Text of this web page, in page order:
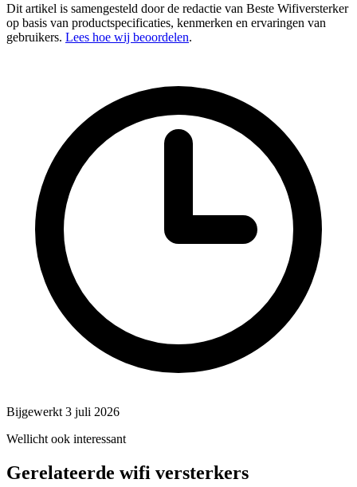
Dit artikel is samengesteld door de redactie van Beste Wifiversterker
op basis van productspecificaties, kenmerken en ervaringen van
gebruikers. Lees hoe wij beoordelen.
Bijgewerkt 3 juli 2026
Wellicht ook interessant
Gerelateerde wifi versterkers